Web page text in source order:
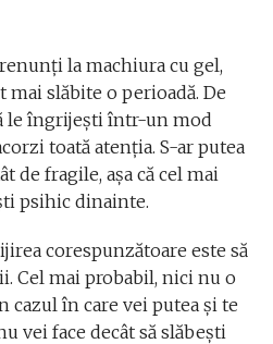
la machiura cu gel,
slăbite o perioadă. De
le îngrijești într-un mod
toată atenția. S-ar putea
de fragile, așa că cel mai
psihic dinainte.
corespunzătoare este să
Cel mai probabil, nici nu o
cazul în care vei putea și te
vei face decât să slăbești